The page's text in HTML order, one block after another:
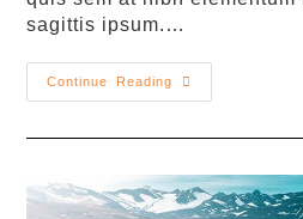
sagittis ipsum.…
Continue Reading